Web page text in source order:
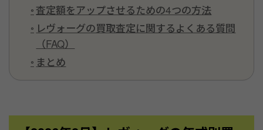
査定額をアップさせるための4つの方法
レヴォーグの買取査定に関するよくある質問
（FAQ）
まとめ